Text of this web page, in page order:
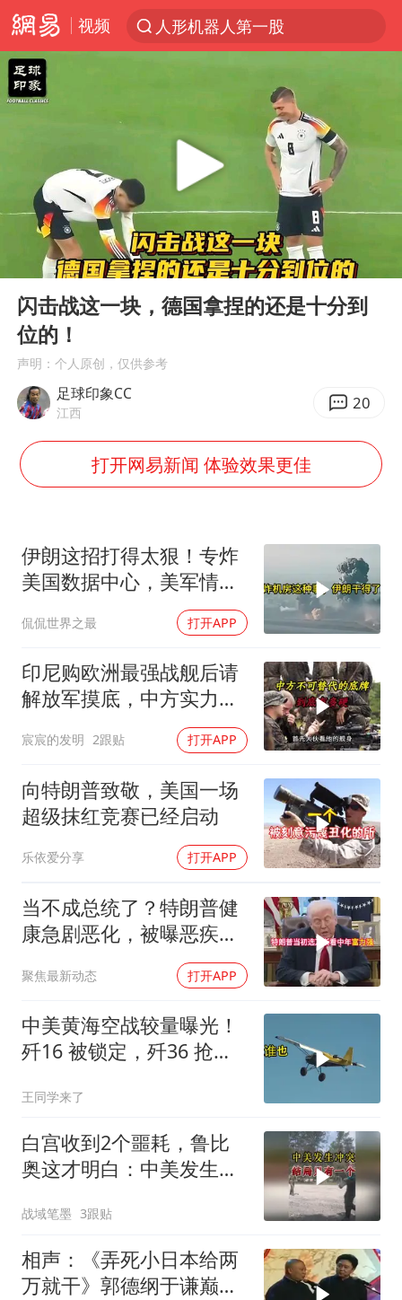
视频
人形机器人第一股
多地银行上调存款利率
上海地铁4条线路全线停运
4.2平卫生间补漏注胶花1.55万
白海豚路径图
宇树申购 中一签有望赚20万元
今日有3只新股申购
武汉3名城管协管员殴打摊主被刑拘
NBA传奇教练老尼尔森去世
男子结婚8年3个女儿都不是亲生
手机真会“偷听”我们说话吗
轰-6K到底是不是战略轰炸机
面对面丨蔡磊：与渐冻症抗争 纵使不敌 也不屈服
5万小车卖不动 微型代步车集体遇冷
加沙约14万栋建筑被完全摧毁
Play
00:00 00:39
闪击战这一块，德国拿捏的还是十分到
位的！
声明：个人原创，仅供参考
足球印象CC
江西 20
打开网易新闻 体验效果更佳
伊朗这招打得太狠！专炸
美国数据中心，美军情报
系统直接瘫痪，比封海峡
还致命
侃侃世界之最 打开APP
印尼购欧洲最强战舰后请
解放军摸底，中方实力几
宸宸的发明 2跟贴 打开APP
向特朗普致敬，美国一场
超级抹红竞赛已经启动
乐依爱分享 打开APP
当不成总统了？特朗普健
康急剧恶化，被曝恶疾缠
聚焦最新动态 打开APP
中美黄海空战较量曝光！
歼16 被锁定，歼36 抢先
王同学来了
白宫收到2个噩耗，鲁比
奥这才明白：中美发生冲
战域笔墨 3跟贴
相声：《弄死小日本给两
万就干》郭德纲于谦巅峰